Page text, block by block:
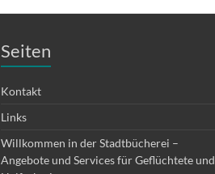
Seiten
Kontakt
Links
Willkommen in der Stadtbücherei –
Angebote und Services für Geflüchtete und